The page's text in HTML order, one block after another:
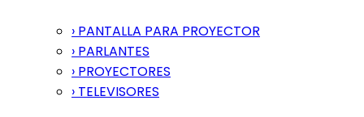
› PANTALLA PARA PROYECTOR
› PARLANTES
› PROYECTORES
› TELEVISORES